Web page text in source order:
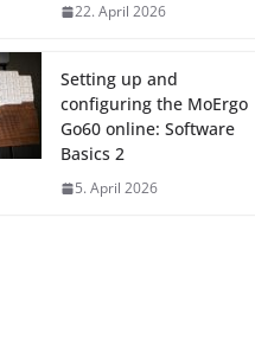
22. April 2026
Setting up and
configuring the MoErgo
Go60 online: Software
Basics 2
5. April 2026